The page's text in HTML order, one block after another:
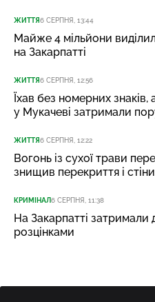
ЖИТТЯ6 СЕРПНЯ, 13:44
Майже 4 мільйони
на Закарпатті
ЖИТТЯ6 СЕРПНЯ, 12:56
Їхав без номерних знаків,
у Мукачеві затримали
ЖИТТЯ6 СЕРПНЯ, 12:22
Вогонь із сухої трави
знищив перекриття і стіни
КРИМІНАЛ6 СЕРПНЯ, 11:38
На Закарпатті затримали
розцінками